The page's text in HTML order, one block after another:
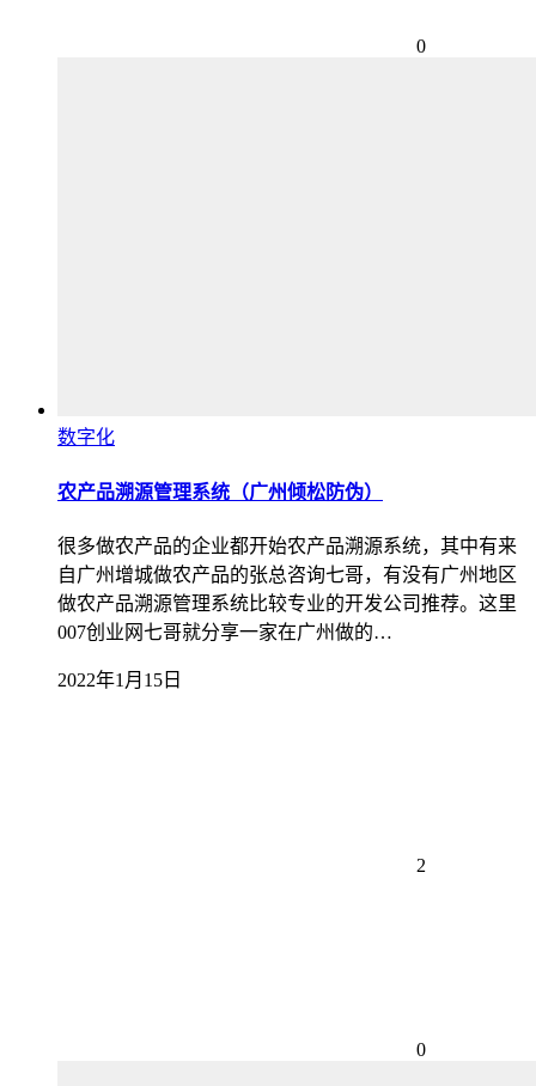
0
数字化
农产品溯源管理系统（广州倾松防伪）
很多做农产品的企业都开始农产品溯源系统，其中有来
自广州增城做农产品的张总咨询七哥，有没有广州地区
做农产品溯源管理系统比较专业的开发公司推荐。这里
007创业网七哥就分享一家在广州做的…
2022年1月15日
2
0